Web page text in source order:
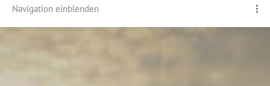
Navigation einblenden